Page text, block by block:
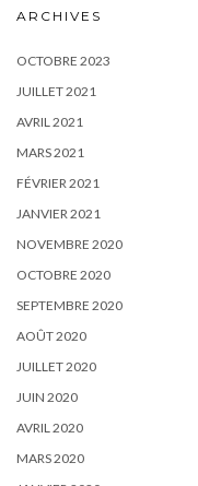
ARCHIVES
OCTOBRE 2023
JUILLET 2021
AVRIL 2021
MARS 2021
FÉVRIER 2021
JANVIER 2021
NOVEMBRE 2020
OCTOBRE 2020
SEPTEMBRE 2020
AOÛT 2020
JUILLET 2020
JUIN 2020
AVRIL 2020
MARS 2020